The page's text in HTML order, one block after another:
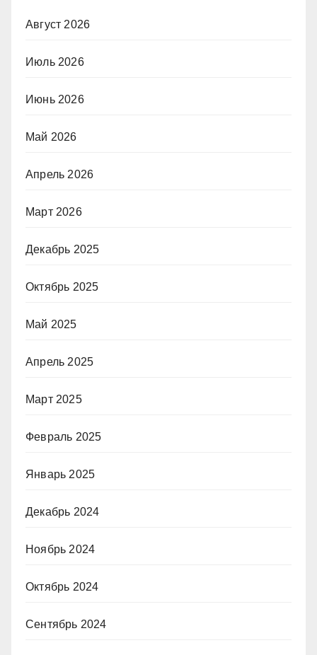
Август 2026
Июль 2026
Июнь 2026
Май 2026
Апрель 2026
Март 2026
Декабрь 2025
Октябрь 2025
Май 2025
Апрель 2025
Март 2025
Февраль 2025
Январь 2025
Декабрь 2024
Ноябрь 2024
Октябрь 2024
Сентябрь 2024